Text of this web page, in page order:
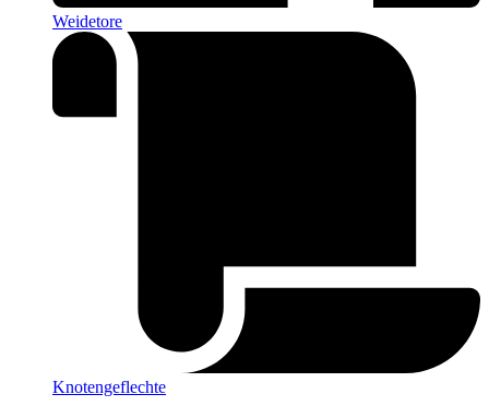
Weidetore
Knotengeflechte